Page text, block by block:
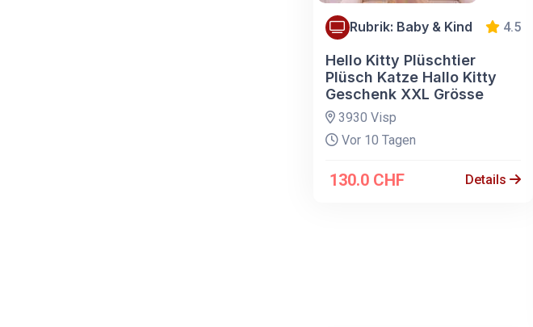
Rubrik: Baby & Kind 4.5
Hello Kitty Plüschtier
Plüsch Katze Hallo Kitty
Geschenk XXL Grösse
3930 Visp
Vor 10 Tagen
130.0 CHF Details